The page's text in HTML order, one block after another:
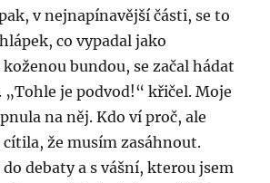
v nejnapínavější části, se to
co vypadal jako
bundou, se začal hádat
je podvod!“ křičel. Moje
na něj. Kdo ví proč, ale
že musím zasáhnout.
debaty a s vášní, kterou jsem